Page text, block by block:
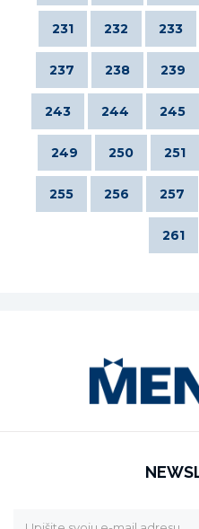
231 232 233
237 238 239
243 244 245
249 250 251
255 256 257
261